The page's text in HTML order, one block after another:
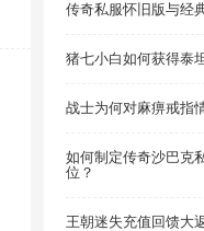
传奇私服怀旧版与经
猪七小白如何获得泰
战士为何对麻痹戒指
如何制定传奇沙巴克
位？
王朝迷失充值回馈大